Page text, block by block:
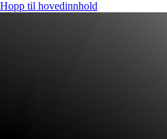
Hopp til hovedinnhold